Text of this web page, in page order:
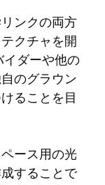
ンクの両方
クチャを開
ダーや他の
のグラウン
ることを目
ース用の光
することで